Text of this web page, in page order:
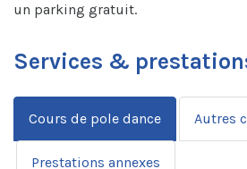
un parking gratuit.
Services &
Cours de pole dance Autres
Prestations annexes